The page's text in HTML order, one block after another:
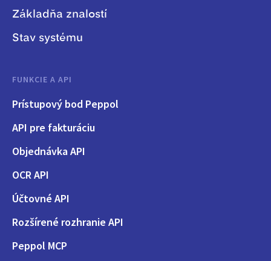
Základňa znalostí
Stav systému
FUNKCIE A API
Prístupový bod Peppol
API pre fakturáciu
Objednávka API
OCR API
Účtovné API
Rozšírené rozhranie API
Peppol MCP